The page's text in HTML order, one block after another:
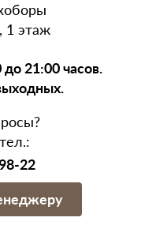
1 этаж
21:00 часов.
22